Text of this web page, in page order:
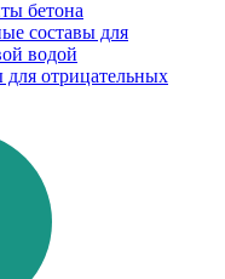
бетона
составы для
водой
отрицательных